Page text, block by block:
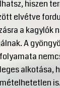
hiszen
elvétve
a kagylók
A
alkotása,